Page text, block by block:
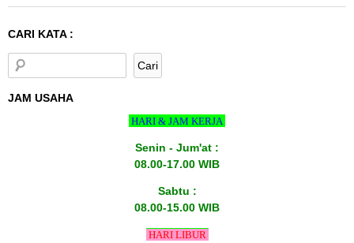
CARI KATA :
JAM USAHA
HARI & JAM KERJA
Senin - Jum'at :
08.00-17.00 WIB
Sabtu :
08.00-15.00 WIB
HARI LIBUR